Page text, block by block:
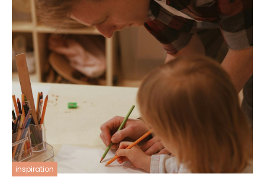
inspiration